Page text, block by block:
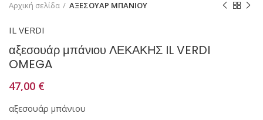
Αρχική σελίδα ΑΞΕΣΟΥΑΡ ΜΠΑΝΙΟΥ
IL VERDI
αξεσουάρ μπάνιου ΛΕΚΑΚΗΣ IL VERDI
OMEGA
47,00 €
αξεσουάρ μπάνιου